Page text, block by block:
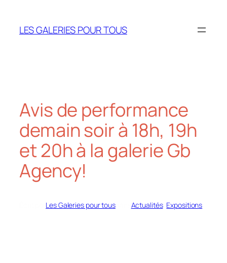
contenu
LES GALERIES POUR TOUS
Avis de performance
demain soir à 18h, 19h
et 20h à la galerie Gb
Agency!
Les Galeries pour tousdans Actualités, Expositions